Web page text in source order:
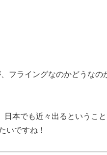
フライングなのかどうなの
日本でも近々出るというこ
いですね！